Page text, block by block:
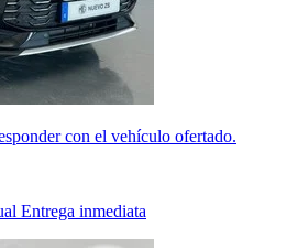
con el vehículo ofertado.
Entrega inmediata